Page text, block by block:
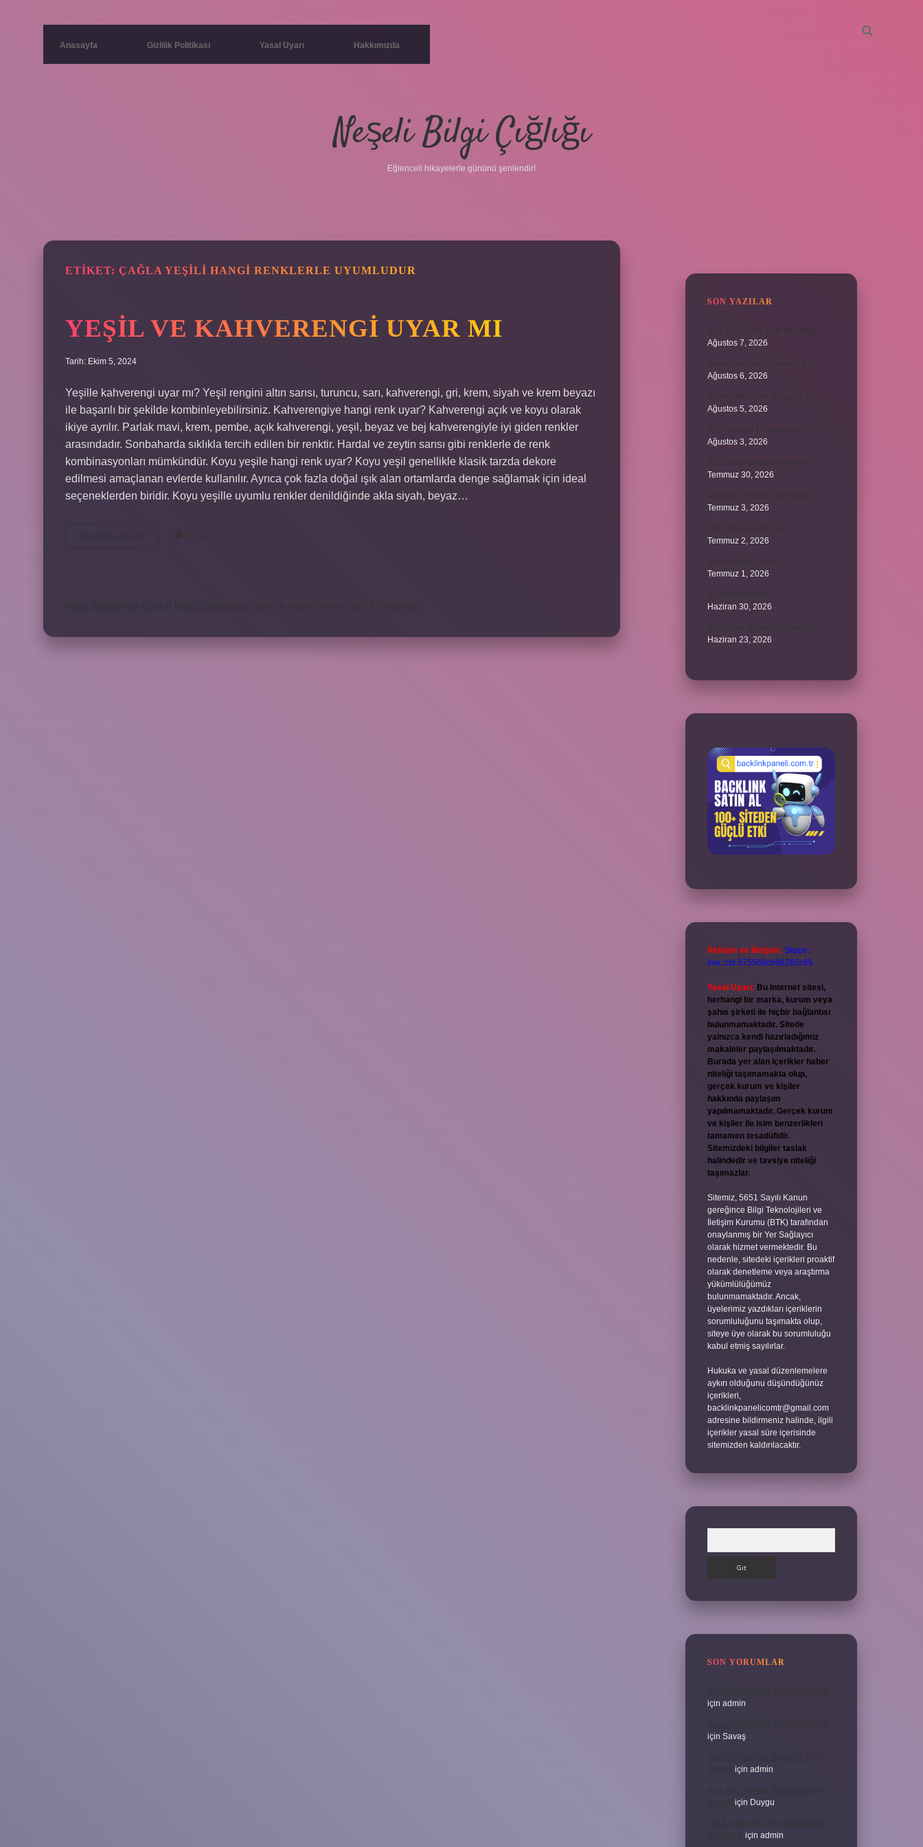
Anasayfa Gizlilik Politikası Yasal Uyarı Hakkımızda
Neşeli Bilgi Çığlığı
Eğlenceli hikayelerle gününü şenlendir!
ETIKET: ÇAĞLA YEŞILI HANGI RENKLERLE UYUMLUDUR
YEŞIL VE KAHVERENGI UYAR MI
Tarih: Ekim 5, 2024
Yeşille kahverengi uyar mı? Yeşil rengini altın sarısı, turuncu, sarı, kahverengi, gri, krem, siyah ve krem ​​beyazı
ile başarılı bir şekilde kombinleyebilirsiniz. Kahverengiye hangi renk uyar? Kahverengi açık ve koyu olarak
ikiye ayrılır. Parlak mavi, krem, pembe, açık kahverengi, yeşil, beyaz ve bej kahverengiyle iyi giden renkler
arasındadır. Sonbaharda sıklıkla tercih edilen bir renktir. Hardal ve zeytin sarısı gibi renklerle de renk
kombinasyonları mümkündür. Koyu yeşile hangi renk uyar? Koyu yeşil genellikle klasik tarzda dekore
edilmesi amaçlanan evlerde kullanılır. Ayrıca çok fazla doğal ışık alan ortamlarda denge sağlamak için ideal
seçeneklerden biridir. Koyu yeşille uyumlu renkler denildiğinde akla siyah, beyaz…
SON YAZILAR
Ağustos 7, 2026
Ağustos 6, 2026
Ağustos 5, 2026
Ağustos 3, 2026
Temmuz 30, 2026
Temmuz 3, 2026
Temmuz 2, 2026
Temmuz 1, 2026
Haziran 30, 2026
Haziran 23, 2026
Reklam ve İletişim: Skype:
live:.cid.575569c608265c69
Yasal Uyarı: Bu internet sitesi,
herhangi bir marka, kurum veya
şahıs şirketi ile hiçbir bağlantısı
bulunmamaktadır. Sitede
yalnızca kendi hazırladığımız
makaleler paylaşılmaktadır.
Burada yer alan içerikler haber
niteliği taşımamakta olup,
gerçek kurum ve kişiler
hakkında paylaşım
yapılmamaktadır. Gerçek kurum
ve kişiler ile isim benzerlikleri
tamamen tesadüfidir.
Sitemizdeki bilgiler taslak
halindedir ve tavsiye niteliği
taşımazlar.
Sitemiz, 5651 Sayılı Kanun
gereğince Bilgi Teknolojileri ve
İletişim Kurumu (BTK) tarafından
onaylanmış bir Yer Sağlayıcı
olarak hizmet vermektedir. Bu
nedenle, sitedeki içerikleri proaktif
olarak denetleme veya araştırma
yükümlülüğümüz
bulunmamaktadır. Ancak,
üyelerimiz yazdıkları içeriklerin
sorumluluğunu taşımakta olup,
siteye üye olarak bu sorumluluğu
kabul etmiş sayılırlar.
Hukuka ve yasal düzenlemelere
aykırı olduğunu düşündüğünüz
içerikleri,
backlinkpanelicomtr@gmail.com
adresine bildirmeniz halinde, ilgili
içerikler yasal süre içerisinde
sitemizden kaldırılacaktır.
SON YORUMLAR
Kumun Ve Zuhûr Teorisi Kime Ait
için admin
Kumun Ve Zuhûr Teorisi Kime Ait
için Savaş
Ana Fikir Ve Ana Düşünce Aynı
Şey Mi için admin
Ana Fikir Ve Ana Düşünce Aynı
Şey Mi için Duygu
1513 Tarihli Ilk Dünya Haritasını
Kim Çizdi
için admin